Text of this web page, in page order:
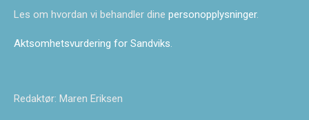
Les om hvordan vi behandler dine personopplysninger.
Aktsomhetsvurdering for Sandviks
Redaktør: Maren Eriksen